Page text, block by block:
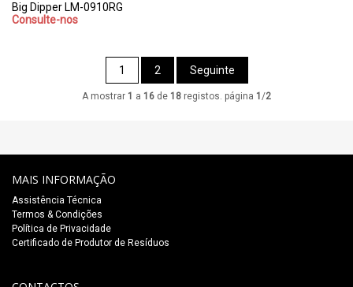
Big Dipper LM-0910RG
Consulte-nos
1 2 Seguinte
A mostrar 1 a 16 de 18 registos. página 1 /2
MAIS INFORMAÇÃO
Assistência Técnica
Termos & Condições
Política de Privacidade
Certificado de Produtor de Resíduos